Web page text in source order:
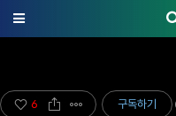
6 구독하기